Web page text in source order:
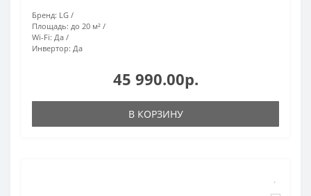
Бренд: LG
Площадь: до 20 м²
Wi-Fi: Да
Инвертор: Да
45 990.00р.
В КОРЗИНУ